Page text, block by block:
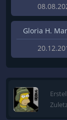
Gloria H.